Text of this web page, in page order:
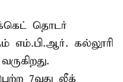
தொடர்
எம்.பி.ஆர். கல்லூரி
7வது லீக்